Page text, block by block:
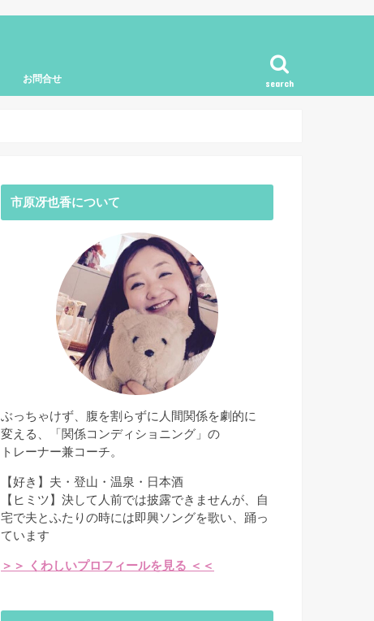
search
お問合せ
市原冴也香について
ぶっちゃけず、腹を割らずに人間関係を劇的に
変える、「関係コンディショニング」の
トレーナー兼コーチ。
【好き】夫・登山・温泉・日本酒
【ヒミツ】決して人前では披露できませんが、自
宅で夫とふたりの時には即興ソングを歌い、踊っ
ています
＞＞ くわしいプロフィールを見る ＜＜